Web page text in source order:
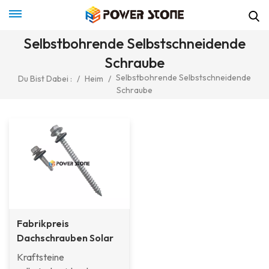
Selbstbohrende Selbstschneidende
Schraube
Du Bist Dabei : / Heim / Selbstbohrende Selbstschneidende
Schraube
Fabrikpreis
Dachschrauben Solar
Selbstschneidende
Holzschraube Für
Kraftsteine